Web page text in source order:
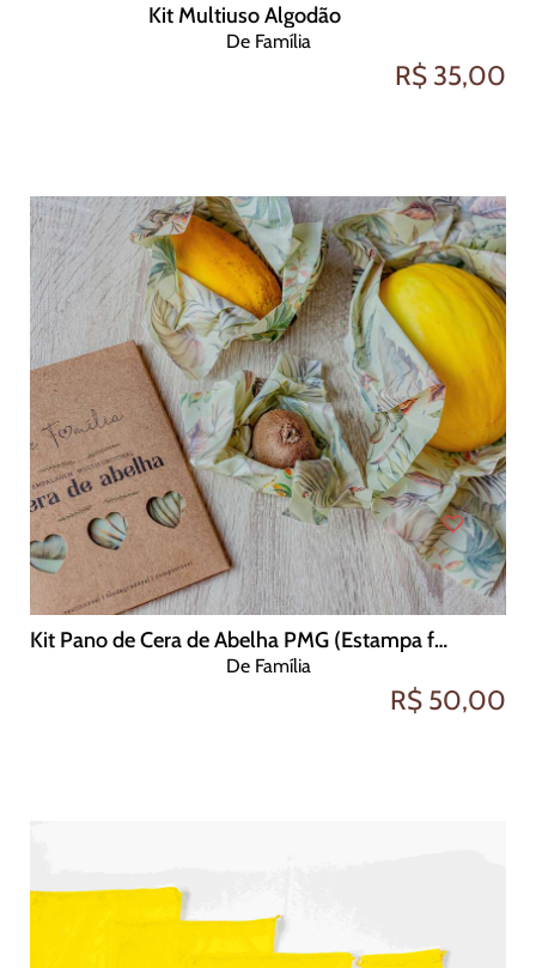
Kit Multiuso Algodão
De Família
R$ 35,00
Kit Pano de Cera de Abelha PMG (Estampa folhas)
De Família
R$ 50,00